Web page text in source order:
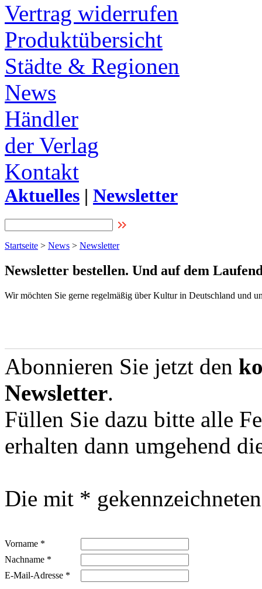
Vertrag widerrufen
Produktübersicht
Städte & Regionen
News
Händler
der Verlag
Kontakt
Aktuelles | Newsletter
Startseite > News > Newsletter
Newsletter bestellen. Und auf dem
Wir möchten Sie gerne regelmäßig über Kultur in Deutschland und
Abonnieren Sie jetzt den
Newsletter.
Füllen Sie dazu bitte alle
erhalten dann umgehend
Die mit *
Vorname *
Nachname *
E-Mail-Adresse *